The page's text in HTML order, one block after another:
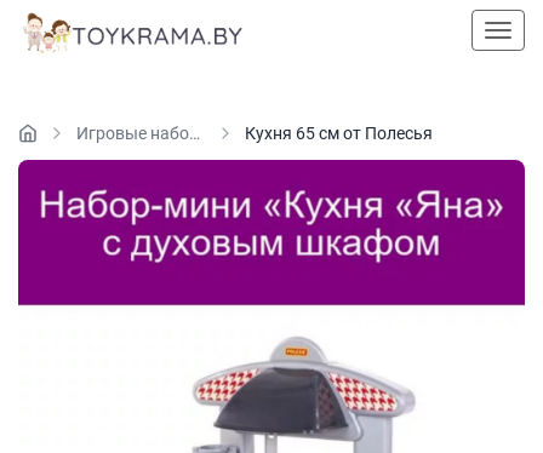
Игровые наборы Кухня 65 см от Полесья